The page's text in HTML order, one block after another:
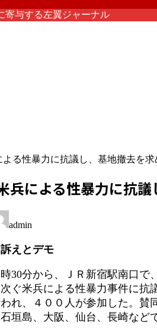
寄与する左翼ジャーナル
よる性暴力に抗議し、基地撤去を求
兵による性暴力に抗
admin
えとデモ
30分から、ＪＲ新宿駅南口で
ぐ米兵による性暴力事件に抗
れ、４００人が参加した。賛
垣島、大阪、仙台、長崎など